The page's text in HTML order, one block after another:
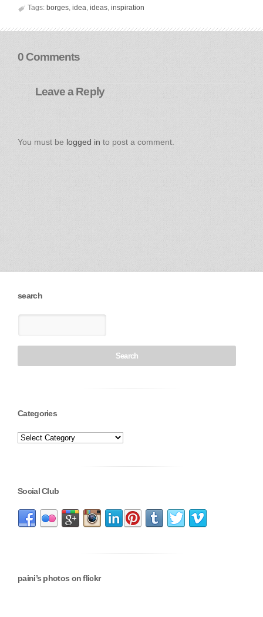
 Tags: borges idea ideas inspiration
0 Comments
Leave a Reply
You must be logged in to post a comment.
search
Categories
Social Club
paini’s photos on flickr